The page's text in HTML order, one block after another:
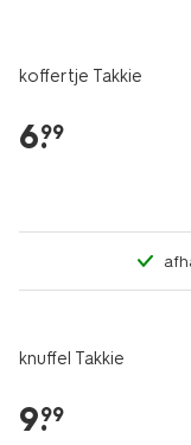
koffertje Takkie
6.
99
knuffel Takkie
9.
99